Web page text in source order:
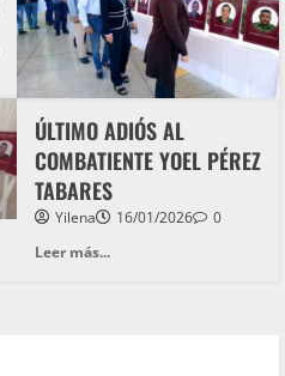
ÚLTIMO ADIÓS AL
COMBATIENTE YOEL PÉREZ
TABARES
Yilena 16/01/2026
0
Leer más...